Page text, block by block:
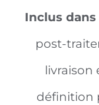
Inclus
post-
livraison
définition